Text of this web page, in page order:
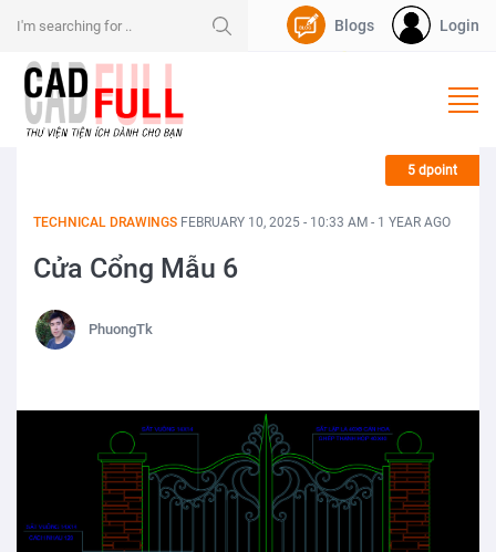
Login
Blogs
TECHNICAL DRAWINGS FEBRUARY 10, 2025 - 10:33 AM - 1 YEAR AGO
Cửa Cổng Mẫu 6
PhuongTk
5 dpoint